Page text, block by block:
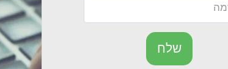
שלח